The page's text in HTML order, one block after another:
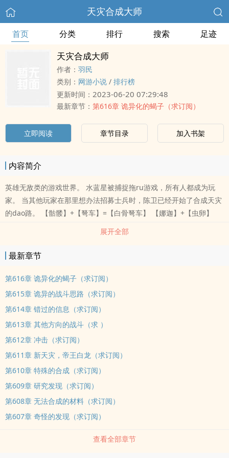
天灾合成大师
首页 分类 排行 搜索 足迹
天灾合成大师
作者： 羽民
类别： 网游小说 / 排行榜
更新时间： 2023-06-20 07:29:48
最新章节： 第616章 诡异化的蝎子（求订阅）
立即阅读 章节目录 加入书架
内容简介
英雄无敌类的游戏世界。 水蓝星被捕捉拖ru游戏，所有人都成为玩
家。 当其他玩家在那里想办法招募士兵时，陈卫已经开始了合成天灾
的dao路。 【骷髅】+【弩车】=【白骨弩车】 【娜迦】+【虫卵】
=【六臂异形】 【大天使】+【ACRhe反应堆】=【机械天堂】 恶魔、
亡灵、机械、虫群这zhong不怕死亡，疯狂杀戮与破坏一切的群ti，
全部都可以被称为天灾。 而陈卫，就是掌握天灾的天灾之主。 看着
家，也算是天灾吧！ 要不合成个试试？ 作者在英雄无敌、无限liu与
脑dong方面绝对有保证，各兵zhong脑dong强大，更新稳定，还请
展开全部
最新章节
第616章 诡异化的蝎子（求订阅）
第615章 诡异的战斗思路（求订阅）
第614章 错过的信息（求订阅）
第613章 其他方向的战斗（求 ）
第612章 冲击（求订阅）
第611章 新天灾，帝王白龙（求订阅）
第610章 特殊的合成（求订阅）
第609章 研究发现（求订阅）
第608章 无法合成的材料（求订阅）
第607章 奇怪的发现（求订阅）
查看全部章节